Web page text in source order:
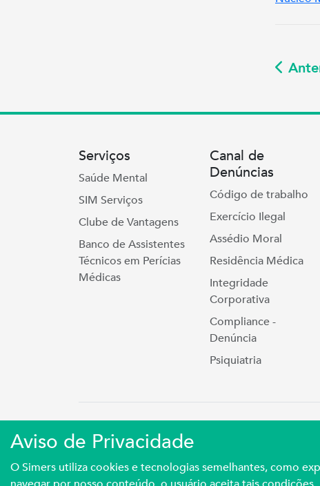
Aviso de Privacidade
O Simers utiliza cookies e tecnologias semelhantes, como
Serviços
Saúde Mental
SIM Serviços
Clube de Vantagens
Banco de Assistentes
Técnicos em Perícias
Médicas
Canal de
Denúncias
Código de trabalho
Exercício Ilegal
Assédio Moral
Residência Médica
Integridade
Corporativa
Compliance -
Denúncia
Psiquiatria
Simers © 2023 | Rua Coronel
Sindicato Médico Do Rio Grande Do Sul